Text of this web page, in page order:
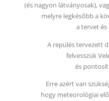
(és nagyon látványosak),
melyre legkésőbb a
a tervet és
A repülés tervezett
felvesszük
és
Erre azért van
hogy meteorológiai